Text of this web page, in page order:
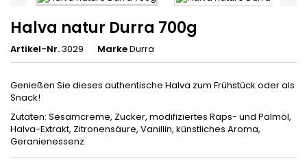
Halva natur Durra 700g
Artikel-Nr.3029 MarkeDurra
Genießen Sie dieses authentische Halva zum Frühstück oder als
Snack!
Zutaten: Sesamcreme, Zucker, modifiziertes Raps- und Palmöl,
Halva-Extrakt, Zitronensäure, Vanillin, künstliches Aroma,
Geranienessenz